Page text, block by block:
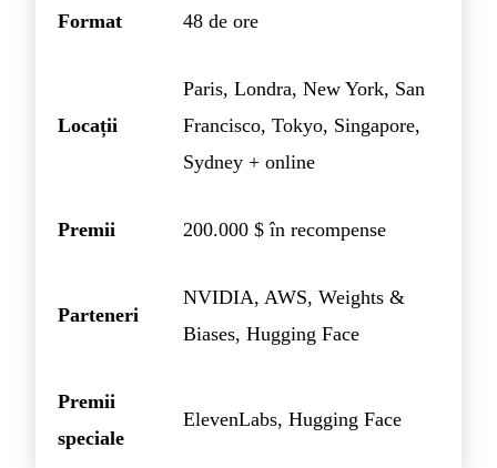
Format 48 de ore
Locații
Paris, Londra, New York, San
Francisco, Tokyo, Singapore,
Sydney + online
Premii 200.000 $ în recompense
Parteneri
NVIDIA, AWS, Weights &
Biases, Hugging Face
Premii
speciale
ElevenLabs, Hugging Face